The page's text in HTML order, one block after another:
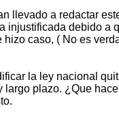
llevado a redactar
injustificada debido a
caso, ( No es
la ley nacional
largo plazo. ¿Que